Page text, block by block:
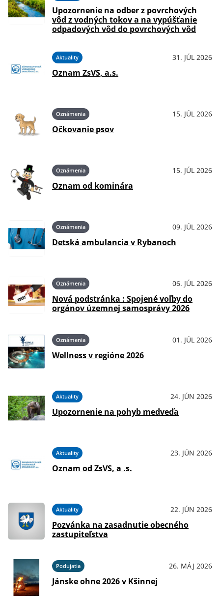
Upozornenie na odber z povrchových
vôd z vodných tokov a na vypúšťanie
odpadových vôd do povrchových vôd
Aktuality 31. JÚL 2026
Oznam ZsVS, a.s.
Oznámenia 15. JÚL 2026
Očkovanie psov
Oznámenia 15. JÚL 2026
Oznam od kominára
Oznámenia 09. JÚL 2026
Detská ambulancia v Rybanoch
Oznámenia 06. JÚL 2026
Nová podstránka : Spojené voľby do
orgánov územnej samosprávy 2026
Oznámenia 01. JÚL 2026
Wellness v regióne 2026
Aktuality 24. JÚN 2026
Upozornenie na pohyb medveďa
Aktuality 23. JÚN 2026
Oznam od ZsVS, a .s.
Aktuality 22. JÚN 2026
Pozvánka na zasadnutie obecného
zastupiteľstva
Podujatia 26. MÁJ 2026
Jánske ohne 2026 v Kšinnej